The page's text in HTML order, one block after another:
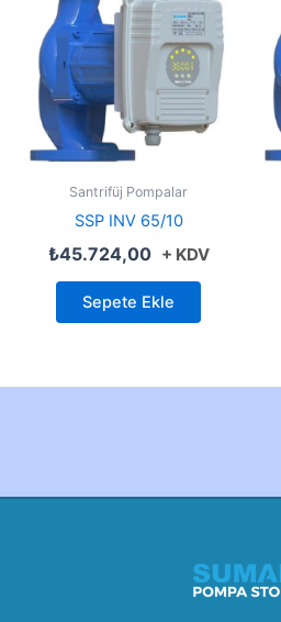
Santrifüj Pompalar
SSP INV 65/10
₺45.724,00 + KDV
Sepete Ekle